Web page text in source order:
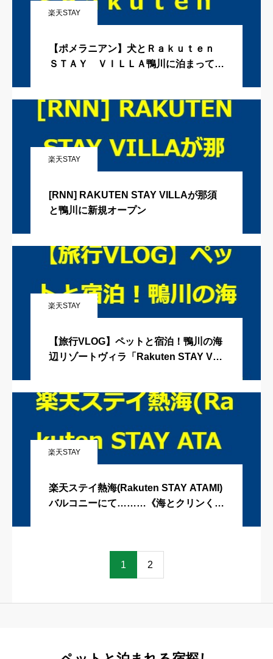
楽天STAY
【ポメラニアン】犬とＲａｋｕｔｅｎ
ＳＴＡＹ ＶＩＬＬＡ鴨川に泊まってき
楽天STAY
[RNN] RAKUTEN STAY VILLAが那須
と鴨川に新規オープン
楽天STAY
【旅行VLOG】ペットと宿泊！鴨川の海
辺リゾートヴィラ「Rakuten STAY VIL
楽天STAY
楽天ステイ熱海(Rakuten STAY ATAMI)
バルコニーにて………《海とクリンく
1 2